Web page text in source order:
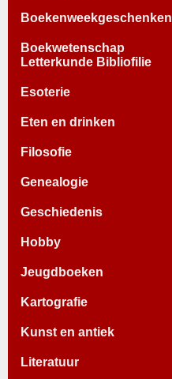
Boekenweekgeschenken
Boekwetenschap
Letterkunde Bibliofilie
Esoterie
Eten en drinken
Filosofie
Genealogie
Geschiedenis
Hobby
Jeugdboeken
Kartografie
Kunst en antiek
Literatuur